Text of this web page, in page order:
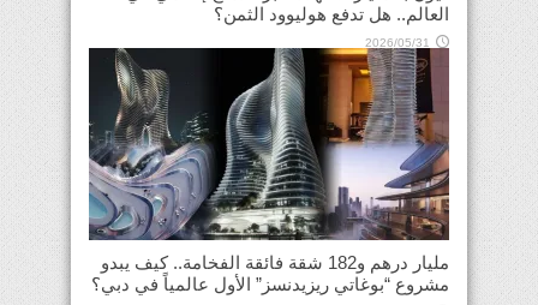
العالم.. هل تدفع هوليوود الثمن؟
2026/05/31
مليار درهم و182 شقة فائقة الفخامة.. كيف يبدو
مشروع “بوغاتي ريزيدنسز” الأول عالمياً في دبي؟